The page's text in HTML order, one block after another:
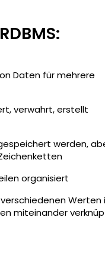
Daten für mehrere
verwahrt, erstellt
werden,
organisiert
Werten
miteinander